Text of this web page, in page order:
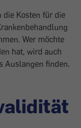
die Kosten für die
Wer möchte
hat, wird auch
Auslangen finden.